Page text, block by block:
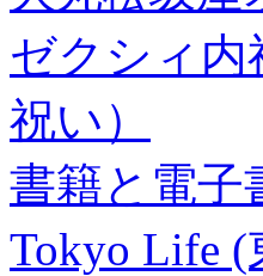
ゼクシィ
祝い）
書籍と電子
Tokyo Life